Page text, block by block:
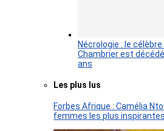
Nécrologie : le
Chambrier est
ans
Les plus lus
Forbes Afrique : Camélia
femmes les plus inspirantes